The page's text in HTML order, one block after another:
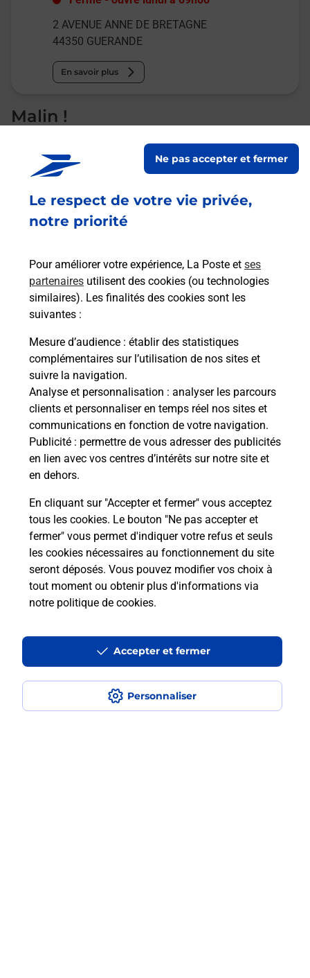
Le respect de votre vie privée,
notre priorité
Pour améliorer votre expérience, La Poste et ses
partenaires utilisent des cookies (ou technologies
similaires). Les finalités des cookies sont les
suivantes :
Mesure d’audience : établir des statistiques
complémentaires sur l’utilisation de nos sites et
suivre la navigation.
Analyse et personnalisation : analyser les parcours
clients et personnaliser en temps réel nos sites et
communications en fonction de votre navigation.
Publicité : permettre de vous adresser des publicités
en lien avec vos centres d’intérêts sur notre site et
en dehors.
En cliquant sur "Accepter et fermer" vous acceptez
tous les cookies. Le bouton "Ne pas accepter et
fermer" vous permet d'indiquer votre refus et seuls
les cookies nécessaires au fonctionnement du site
seront déposés. Vous pouvez modifier vos choix à
tout moment ou obtenir plus d'informations via
notre politique de cookies.
Personnaliser
Ne pas accepter et fermer
Accepter et fermer
2 AVENUE ANNE DE BRETAGNE
44350 GUERANDE
En savoir plus
Malin !
La Poste
en ligne
Ouvert 24h/24
Recherchez un autre point de contact
Questions fréquemment posées
Quel réseau utilise La Poste Mobile ?
Est-ce que je peux garder mon
numéro de mobile gratuitement ?
Est-ce que je peux bénéficier de la 5G
avec La Poste Mobile ?
Est-ce que je peux utiliser mon forfait
à l’étranger avec La Poste Mobile ?
en plusieurs fois avec La Poste Mobile
Est-ce que je peux assurer mon
iPhone ?